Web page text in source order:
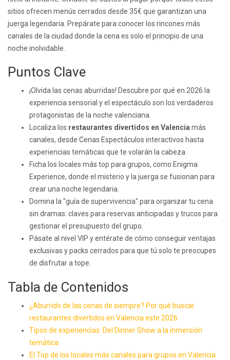
sitios ofrecen menús cerrados desde 35€ que garantizan una
juerga legendaria. Prepárate para conocer los rincones más
canales de la ciudad donde la cena es solo el principio de una
noche inolvidable.
Puntos Clave
¡Olvida las cenas aburridas! Descubre por qué en 2026 la
experiencia sensorial y el espectáculo son los verdaderos
protagonistas de la noche valenciana.
Localiza los restaurantes divertidos en Valencia más
canales, desde Cenas Espectáculos interactivos hasta
experiencias temáticas que te volarán la cabeza.
Ficha los locales más top para grupos, como Enigma
Experience, donde el misterio y la juerga se fusionan para
crear una noche legendaria.
Domina la "guía de supervivencia" para organizar tu cena
sin dramas: claves para reservas anticipadas y trucos para
gestionar el presupuesto del grupo.
Pásate al nivel VIP y entérate de cómo conseguir ventajas
exclusivas y packs cerrados para que tú solo te preocupes
de disfrutar a tope.
Tabla de Contenidos
¿Aburrido de las cenas de siempre? Por qué buscar
restaurantes divertidos en Valencia este 2026
Tipos de experiencias: Del Dinner Show a la inmersión
temática
El Top de los locales más canales para grupos en Valencia